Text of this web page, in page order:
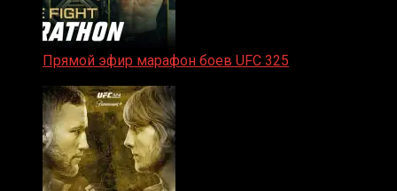
Прямой эфир марафон боев UFC 325